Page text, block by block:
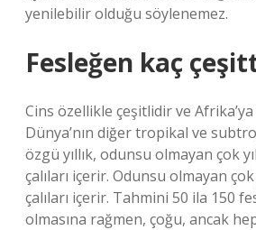
yenilebilir olduğu söylenemez.
Fesleğen kaç
Cins özellikle çeşitlidir ve Afrika’ya
Dünya’nın diğer tropikal ve
özgü yıllık, odunsu olmayan çok
çalıları içerir. Odunsu olmayan
çalıları içerir. Tahmini 50 ila 150
olmasına rağmen, çoğu, ancak